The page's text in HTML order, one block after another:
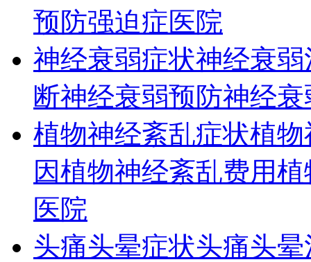
预防强迫症医院
神经衰弱症状神经衰弱
断神经衰弱预防神经
植物神经紊乱症状植物
因植物神经紊乱费用植
医院
头痛头晕症状头痛头